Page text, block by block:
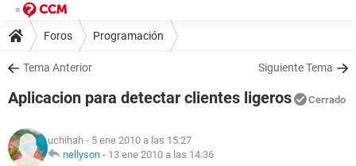
Foros Programación
Tema Anterior Siguiente Tema
Aplicacion para detectar clientes ligeros Cerrado
uchihah - 5 ene 2010 a las 15:27
nellyson - 13 ene 2010 a las 14:36